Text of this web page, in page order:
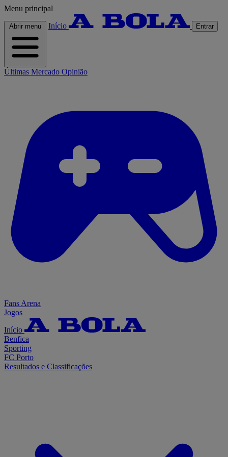
Menu principal
Abrir menu Início Entrar
Últimas Mercado Opinião
Fans Arena
Jogos
Início
Benfica
Sporting
FC Porto
Resultados e Classificações